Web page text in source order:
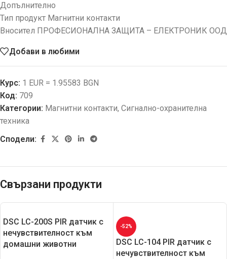
Допълнително
Тип продукт Магнитни контакти
Вносител ПРОФЕСИОНАЛНА ЗАЩИТА – ЕЛЕКТРОНИК ООД
Добави в любими
Курс: 1 EUR = 1.95583 BGN
Код: 709
Категории: Магнитни контакти, Сигнално-охранителна
техника
Сподели:
Свързани продукти
DSC LC-200S PIR датчик с
нечувствителност към
домашни животни
-52%
DSC LC-104 PIR датчик с
нечувствителност към